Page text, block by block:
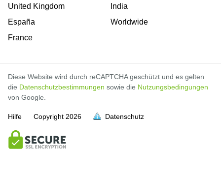
United Kingdom
España
France
India
Worldwide
Diese Website wird durch reCAPTCHA geschützt und es gelten
die Datenschutzbestimmungen sowie die Nutzungsbedingungen
von Google.
Hilfe Copyright 2026 Datenschutz